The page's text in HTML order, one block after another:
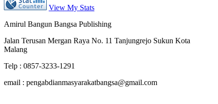
View My Stats
Amirul Bangun Bangsa Publishing
Jalan Terusan Mergan Raya No. 11 Tanjungrejo Sukun Kota
Malang
Telp : 0857-3233-1291
email : pengabdianmasyarakatbangsa@gmail.com